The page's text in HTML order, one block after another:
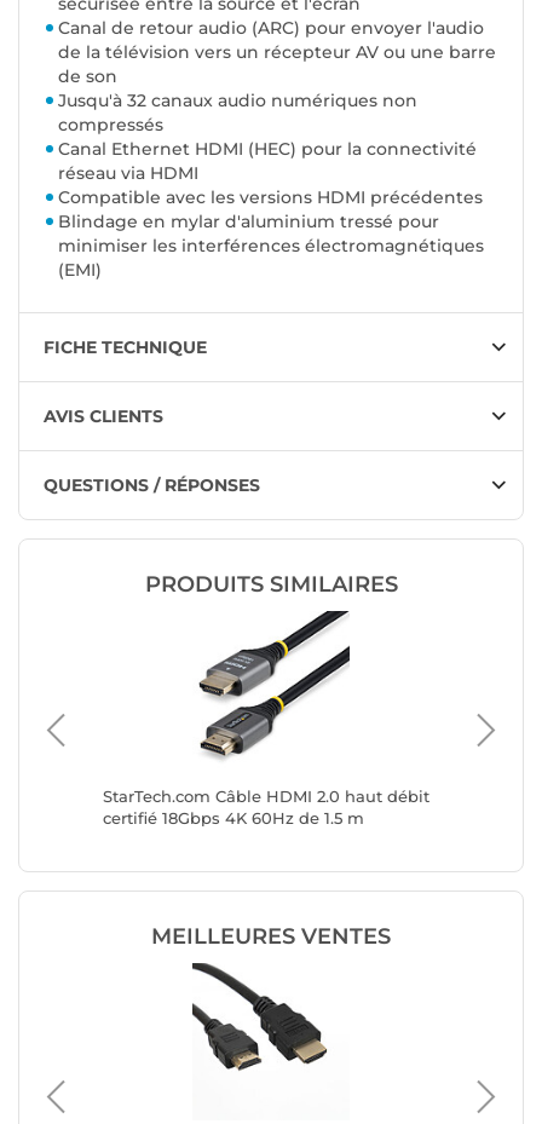
Canal de retour audio (ARC) pour envoyer l'audio
de la télévision vers un récepteur AV ou une barre
de son
Jusqu'à 32 canaux audio numériques non
compressés
Canal Ethernet HDMI (HEC) pour la connectivité
réseau via HDMI
Compatible avec les versions HDMI précédentes
Blindage en mylar d'aluminium tressé pour
minimiser les interférences électromagnétiques
(EMI)
FICHE TECHNIQUE
AVIS CLIENTS
QUESTIONS / RÉPONSES
PRODUITS SIMILAIRES
StarTech.com Câble HDMI 2.0 haut débit
certifié 18Gbps 4K 60Hz de 1.5 m
MEILLEURES VENTES